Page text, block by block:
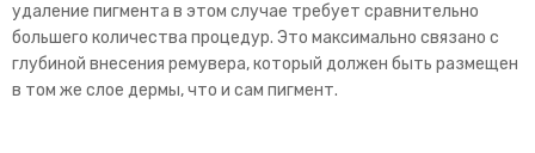
удаление пигмента в этом случае требует сравнительно
большего количества процедур. Это максимально связано с
глубиной внесения ремувера, который должен быть размещен
в том же слое дермы, что и сам пигмент.